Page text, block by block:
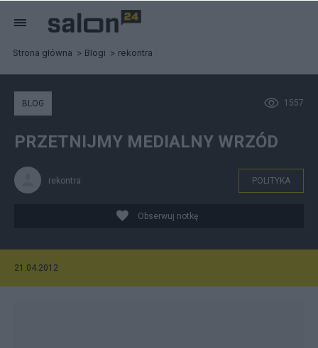
Strona główna Blogi rekontra
1557
BLOG
PRZETNIJMY MEDIALNY WRZÓD
rekontra POLITYKA
Obserwuj notkę
21.04.2012